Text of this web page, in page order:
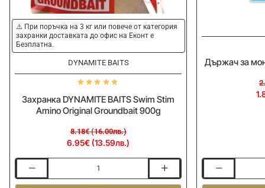
-15%
⚠️ При поръчка на 3 кг или повече от категория
захранки доставката до офис на Еконт е
Безплатна.
DYNAMITE BAITS
Захранка DYNAMITE BAITS Swim Stim
Amino Original Groundbait 900g
6.95€ (13.59лв.)
8.18€ (16.00лв.)
DYNAMITE
Държач за
за